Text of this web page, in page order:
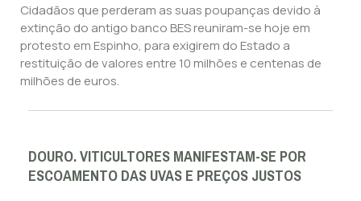
Cidadãos que perderam as suas poupanças devido à
extinção do antigo banco BES reuniram-se hoje em
protesto em Espinho, para exigirem do Estado a
restituição de valores entre 10 milhões e centenas de
milhões de euros.
DOURO. VITICULTORES MANIFESTAM-SE POR
ESCOAMENTO DAS UVAS E PREÇOS JUSTOS